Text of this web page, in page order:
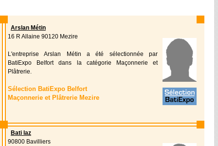
Arslan Métin
16 R Allaine 90120 Mezire
L'entreprise Arslan Métin a été sélectionnée par
BatiExpo Belfort dans la catégorie Maçonnerie et
Plâtrerie.
Sélection BatiExpo Belfort
Maçonnerie et Plâtrerie Mezire
Bati laz
90800 Bavilliers